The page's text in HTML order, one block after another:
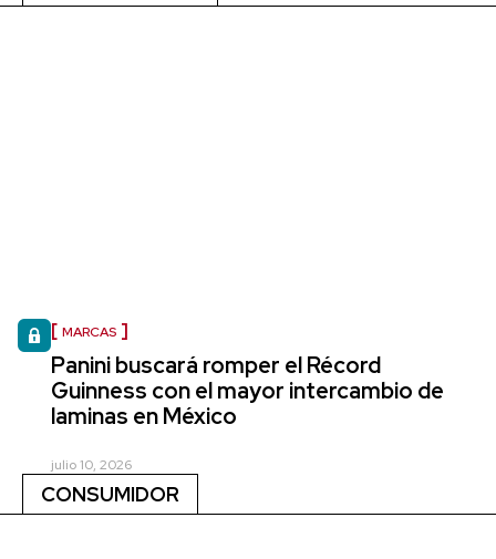
MARCAS
Panini buscará romper el Récord
Guinness con el mayor intercambio de
laminas en México
julio 10, 2026
CONSUMIDOR